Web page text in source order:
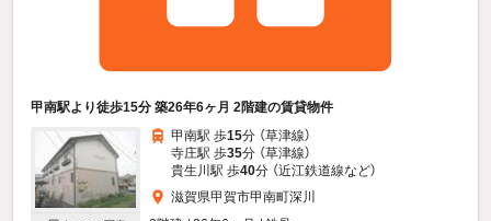
甲南駅より徒歩15分 築26年6ヶ月 2階建の賃貸物件
甲南駅 歩15分 （草津線）
寺庄駅 歩35分 （草津線）
貴生川駅 歩40分 （近江鉄道線など）
滋賀県甲賀市甲南町深川